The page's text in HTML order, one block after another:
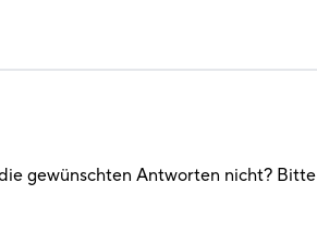
gewünschten Antworten nicht? Bitte